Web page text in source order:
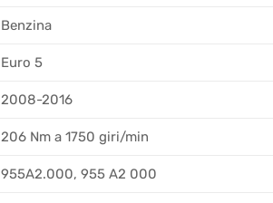
Benzina
Euro 5
2008-2016
206 Nm a 1750 giri/min
955A2.000, 955 A2 000